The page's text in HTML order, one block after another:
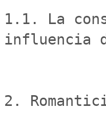
1.1. La
influencia
2.